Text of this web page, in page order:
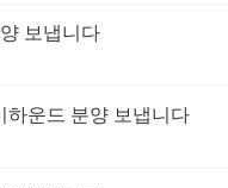
보냅니다
운드 분양 보냅니다